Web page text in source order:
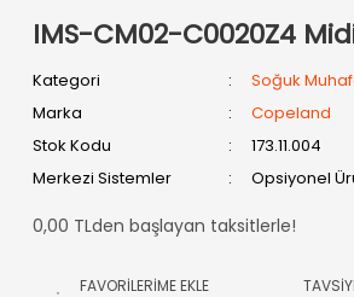
IMS-CM02-C0020Z4
Kategori
Soğuk
Marka
Copeland
Stok Kodu
173.11.004
Merkezi Sistemler
Opsiyonel
0,00 TLden başlayan taksitlerle!